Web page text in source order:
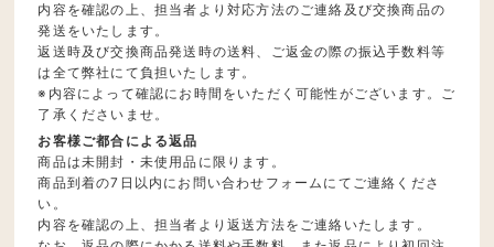
内容を確認の上、担当者より対応方法のご連絡及び交換商品の
発送をいたします。
返送時及び交換商品発送時の送料、ご返金の際の振込手数料等
は全て弊社にて負担いたします。
※内容によって確認にお時間をいただく可能性がございます。ご
了承くださいませ。
お客様ご都合による返品
商品は未開封・未使用品に限ります。
商品到着の7日以内にお問い合わせフォームにてご連絡くださ
い。
内容を確認の上、担当者より返送方法をご連絡いたします。